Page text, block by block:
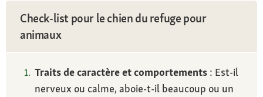
Check-list pour le chien du refuge pour
animaux
Traits de caractère et comportements : Est-il
nerveux ou calme, aboie-t-il beaucoup ou un